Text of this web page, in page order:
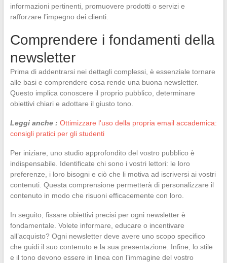
informazioni pertinenti, promuovere prodotti o servizi e
rafforzare l’impegno dei clienti.
Comprendere i fondamenti della
newsletter
Prima di addentrarsi nei dettagli complessi, è essenziale tornare
alle basi e comprendere cosa rende una buona newsletter.
Questo implica conoscere il proprio pubblico, determinare
obiettivi chiari e adottare il giusto tono.
Leggi anche : Ottimizzare l'uso della propria email accademica:
consigli pratici per gli studenti
Per iniziare, uno studio approfondito del vostro pubblico è
indispensabile. Identificate chi sono i vostri lettori: le loro
preferenze, i loro bisogni e ciò che li motiva ad iscriversi ai vostri
contenuti. Questa comprensione permetterà di personalizzare il
contenuto in modo che risuoni efficacemente con loro.
In seguito, fissare obiettivi precisi per ogni newsletter è
fondamentale. Volete informare, educare o incentivare
all’acquisto? Ogni newsletter deve avere uno scopo specifico
che guidi il suo contenuto e la sua presentazione. Infine, lo stile
e il tono devono essere in linea con l’immagine del vostro